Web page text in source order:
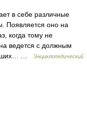
в себе различные
Появляется оно на
когда тому не
ведется с должным
…
Энциклопедический